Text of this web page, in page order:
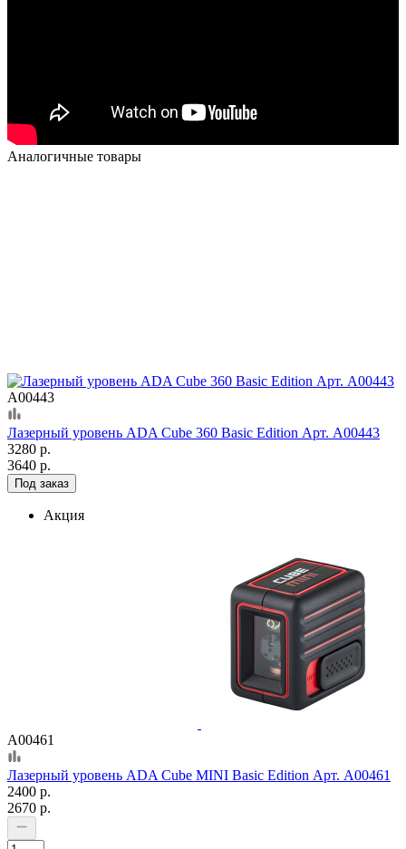
Аналогичные товары
А00443
Лазерный уровень ADA Cube 360 Basic Edition Арт. А00443
3280 р.
3640 р.
Под заказ
Акция
А00461
Лазерный уровень ADA Cube MINI Basic Edition Арт. А00461
2400 р.
2670 р.